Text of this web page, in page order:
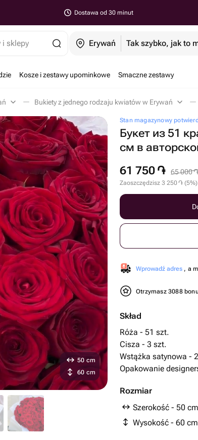
Dostawa od 30 minut
i sklepy Erywań Tak szybko, jak to
Kosze i zestawy upominkowe Smaczne zestawy
Bukiety z jednego rodzaju kwiatów w Erywań
Stan magazynowy
Букет из 51
см в
61 750 ֏ 65 000֏
Zaoszczędzisz 3 250֏ (5%)
Wprowadź adres , a
Otrzymasz 3088
Skład
Róża - 51 szt.
Cisza - 3 szt.
Wstążka satynowa -
Opakowanie
Rozmiar
Szerokość - 50 cm
Wysokość - 60 cm
50 cm
60 cm